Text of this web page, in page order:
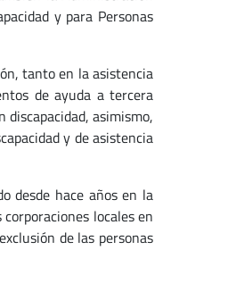
y para Personas
tanto en la asistencia
de ayuda a tercera
asimismo,
y de asistencia
desde hace años en la
locales en
de las personas